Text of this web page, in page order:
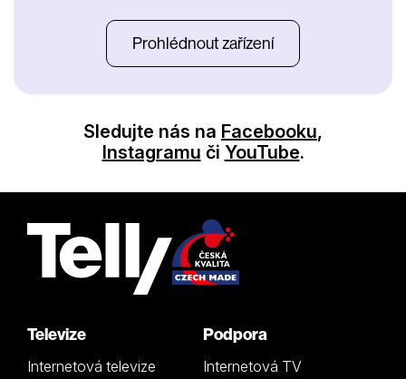
Prohlédnout zařízení
Sledujte nás na Facebooku,
Instagramu či YouTube.
Televize
Internetová televize
Podpora
Internetová TV